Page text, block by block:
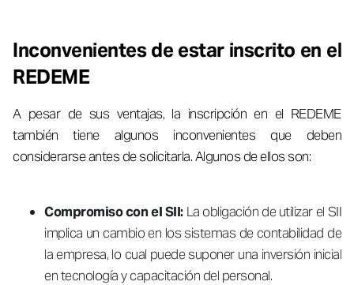
Inconvenientes de estar inscrito en el
REDEME
A pesar de sus ventajas, la inscripción en el REDEME
también tiene algunos inconvenientes que deben
considerarse antes de solicitarla. Algunos de ellos son:
Compromiso con el SII: La obligación de utilizar el SII
implica un cambio en los sistemas de contabilidad de
la empresa, lo cual puede suponer una inversión inicial
en tecnología y capacitación del personal.